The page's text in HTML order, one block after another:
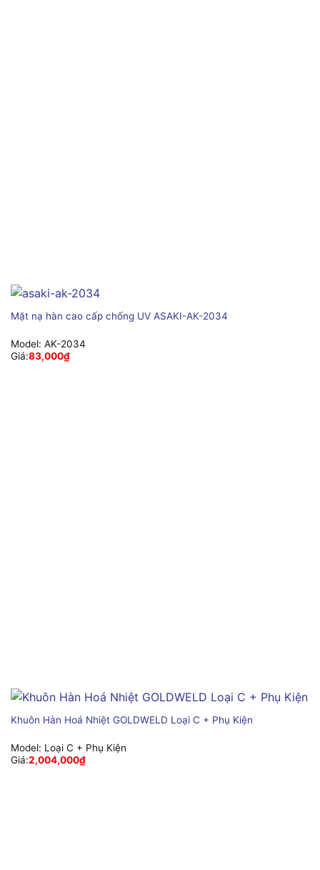
Mặt nạ hàn cao cấp chống UV ASAKI-AK-2034
Model: AK-2034
Giá:83,000₫
Khuôn Hàn Hoá Nhiệt GOLDWELD Loại C + Phụ Kiện
Model: Loại C + Phụ Kiện
Giá:2,004,000₫